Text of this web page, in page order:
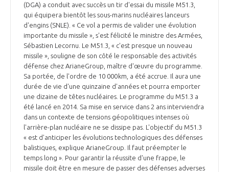
NOTRE HISTOIRE
L’ÉQUIPE DU GIFAS
NOS RÉSEAUX À L'INTERNATIONAL
GEADS
COMITÉ AERO PME
STARTAIR
COMMISSIONS ET COMITÉS
ACCOMPAGNEMENT DE NOS ADHÉRENTS
LES PROGRAMMES DU GIFAS
UN ÉCOSYSTÈME INTÉGRÉ ET COHÉRENT
POURQUOI DEVENIR MEMBRE ?
LA MÉDIATION
LA MÉDIATION DANS LA FILIÈRE AÉRONAUTIQUE ET SPATIALE
LE MÉDIATEUR DE LA FILIÈRE AÉRONAUTIQUE ET SPATIALE
MÉDIATION ET CHARTE D’ENGAGEMENT SUR LES RELATIONS ENTRE
CLIENTS ET FOURNISSEURS
LE SALON DU BOURGET
L'OBSERVATOIRE
CHIFFRES CLÉS
(DGA) a conduit avec succès un tir d'essai du missile M51.3,
qui équipera bientôt les sous-marins nucléaires lanceurs
d'engins (SNLE). « Ce vol a permis de valider une évolution
importante du missile », s'est félicité le ministre des Armées,
Sébastien Lecornu. Le M51.3, « c'est presque un nouveau
missile », souligne de son côté le responsable des activités
défense chez ArianeGroup, maître d'œuvre du programme.
Sa portée, de l'ordre de 10 000 km, a été accrue. Il aura une
durée de vie d'une quinzaine d'années et pourra emporter
une dizaine de têtes nucléaires. Le programme du M51.3 a
été lancé en 2014. Sa mise en service dans 2 ans interviendra
dans un contexte de tensions géopolitiques intenses où
l'arrière-plan nucléaire ne se dissipe pas. L'objectif du M51.3
« est d'anticiper les évolutions technologiques des défenses
balistiques, explique ArianeGroup. Il faut préempter le
temps long ». Pour garantir la réussite d'une frappe, le
missile doit être en mesure de passer des défenses adverses
Découvrez les avantages d'adhérer au GIFAS.
Rencontres, salons, données sectorielles,
programmes ...
DEMANDE D’ADHÉSION